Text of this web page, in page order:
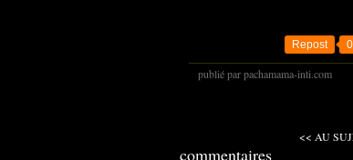
Repost 0
publié par pachamama-inti.com
<< AU
commentaires